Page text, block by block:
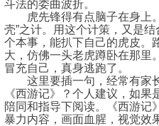
斗法的委曲波折。
虎先锋得有点脑子在身上。
壳”之计。用这个计策，又是
个本事，能扒下自己的虎皮。
大，仿佛一头老虎蹲卧在那里
冒充自己，真身逃跑了。
这里要插一句，经常有家
《西游记》？个人建议，如
陪同和指导下阅读。《西游记
暴力内容，画面血腥，视觉效